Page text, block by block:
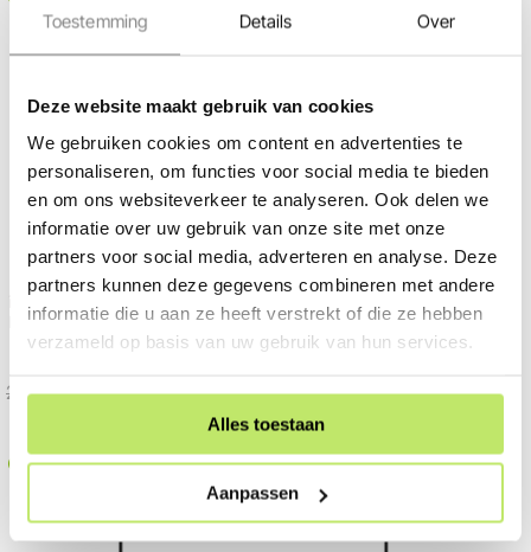
Toestemming Details Over
Deze website maakt gebruik van cookies
We gebruiken cookies om content en advertenties te
personaliseren, om functies voor social media te bieden
en om ons websiteverkeer te analyseren. Ook delen we
informatie over uw gebruik van onze site met onze
partners voor social media, adverteren en analyse. Deze
partners kunnen deze gegevens combineren met andere
informatie die u aan ze heeft verstrekt of die ze hebben
verzameld op basis van uw gebruik van hun services.
Alles toestaan
Aanpassen
in-lite | SWAY PENDANT
PEARL GREY | Hanglampen |
230V
271,50 257,93
Op voorraad
DUO PEARL GREY |
Hanglampen | 230V
404,50 384,27
Op voorraad